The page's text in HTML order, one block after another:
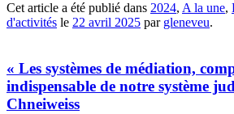
Cet article a été publié dans 2024, A la une,
d'activités le 22 avril 2025 par gleneveu.
« Les systèmes de médiation,
indispensable de notre système
Chneiweiss